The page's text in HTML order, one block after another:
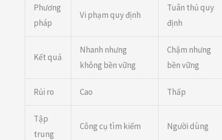
Phương
pháp
Vi phạm quy định
Tuân thủ quy
định
Kết quả
Nhanh nhưng
không bền vững
Chậm nhưng
bền vững
Rủi ro Cao Thấp
Tập
trung
Công cụ tìm kiếm Người dùng